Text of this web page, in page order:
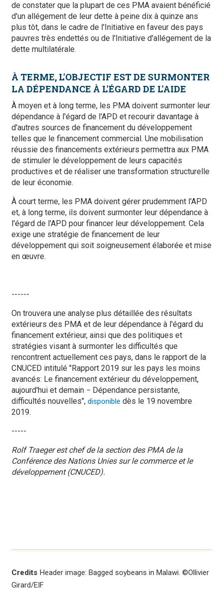
de constater que la plupart de ces PMA avaient bénéficié
d'un allégement de leur dette à peine dix à quinze ans
plus tôt, dans le cadre de l'Initiative en faveur des pays
pauvres très endettés ou de l'Initiative d'allégement de la
dette multilatérale.
À TERME, L'OBJECTIF EST DE SURMONTER
LA DÉPENDANCE À L'ÉGARD DE L'AIDE
À moyen et à long terme, les PMA doivent surmonter leur
dépendance à l'égard de l'APD et recourir davantage à
d'autres sources de financement du développement
telles que le financement commercial. Une mobilisation
réussie des financements extérieurs permettra aux PMA
de stimuler le développement de leurs capacités
productives et de réaliser une transformation structurelle
de leur économie.
À court terme, les PMA doivent gérer prudemment l'APD
et, à long terme, ils doivent surmonter leur dépendance à
l'égard de l'APD pour financer leur développement. Cela
exige une stratégie de financement de leur
développement qui soit soigneusement élaborée et mise
en œuvre.
------
On trouvera une analyse plus détaillée des résultats
extérieurs des PMA et de leur dépendance à l'égard du
financement extérieur, ainsi que des politiques et
stratégies visant à surmonter les difficultés que
rencontrent actuellement ces pays, dans le rapport de la
CNUCED intitulé "Rapport 2019 sur les pays les moins
avancés: Le financement extérieur du développement,
aujourd'hui et demain − Dépendance persistante,
difficultés nouvelles", disponible dès le 19 novembre
2019.
-----
Rolf Traeger est chef de la section des PMA de la
Conférence des Nations Unies sur le commerce et le
développement (CNUCED).
Credits Header image: Bagged soybeans in Malawi. ©Ollivier
Girard/EIF